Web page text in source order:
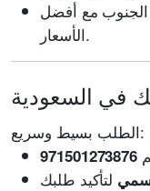
الجنوب مع أفضل
الأسعار.
في السعودية
الطلب بسيط وسريع:
971501273876